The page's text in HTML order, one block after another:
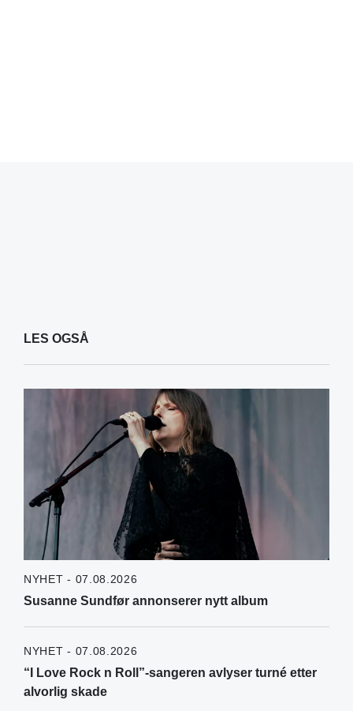
LES OGSÅ
NYHET - 07.08.2026
Susanne Sundfør annonserer nytt album
NYHET - 07.08.2026
“I Love Rock n Roll”-sangeren avlyser turné etter
alvorlig skade